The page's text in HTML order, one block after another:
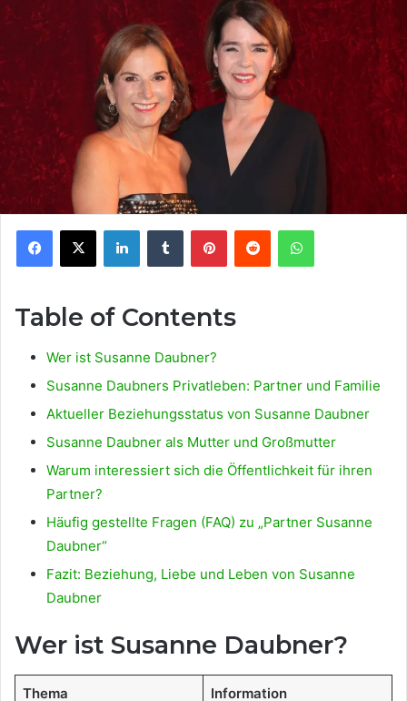
Facebook
X LinkedInTumblr PinterestReddit WhatsApp
Table of Contents
Wer ist Susanne Daubner?
Susanne Daubners Privatleben: Partner und Familie
Aktueller Beziehungsstatus von Susanne Daubner
Susanne Daubner als Mutter und Großmutter
Warum interessiert sich die Öffentlichkeit für ihren
Partner?
Häufig gestellte Fragen (FAQ) zu „Partner Susanne
Daubner“
Fazit: Beziehung, Liebe und Leben von Susanne
Daubner
Wer ist Susanne Daubner?
Thema Information